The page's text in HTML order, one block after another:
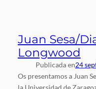
Juan Sesa/
Longwood
Publicada en24
Os presentamos a Juan
la Universidad de